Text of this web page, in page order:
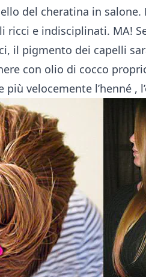
del cheratina in
ricci e indisciplinati. MA!
il pigmento dei capelli
con olio di cocco
più velocemente l’henné ,